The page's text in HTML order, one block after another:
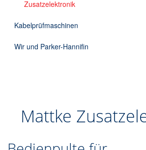
Zusatzelektronik
Kabelprüfmaschinen
Wir und Parker-Hannifin
Mattke